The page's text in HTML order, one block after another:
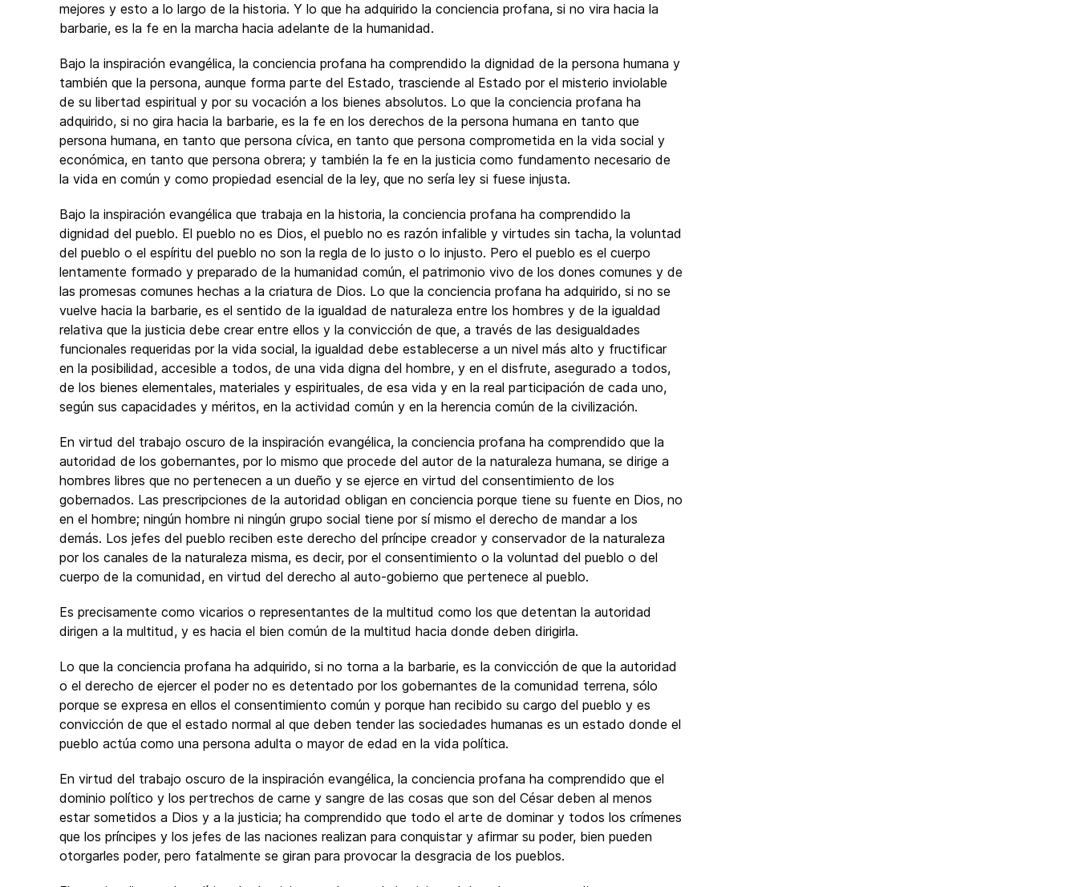
mejores y esto a lo largo de la historia. Y lo que ha adquirido la conciencia profana, si no vira hacia la
barbarie, es la fe en la marcha hacia adelante de la humanidad.
Bajo la inspiración evangélica, la conciencia profana ha comprendido la dignidad de la persona humana y
también que la persona, aunque forma parte del Estado, trasciende al Estado por el misterio inviolable
de su libertad espiritual y por su vocación a los bienes absolutos. Lo que la conciencia profana ha
adquirido, si no gira hacia la barbarie, es la fe en los derechos de la persona humana en tanto que
persona humana, en tanto que persona cívica, en tanto que persona comprometida en la vida social y
económica, en tanto que persona obrera; y también la fe en la justicia como fundamento necesario de
la vida en común y como propiedad esencial de la ley, que no sería ley si fuese injusta.
Bajo la inspiración evangélica que trabaja en la historia, la conciencia profana ha comprendido la
dignidad del pueblo. El pueblo no es Dios, el pueblo no es razón infalible y virtudes sin tacha, la voluntad
del pueblo o el espíritu del pueblo no son la regla de lo justo o lo injusto. Pero el pueblo es el cuerpo
lentamente formado y preparado de la humanidad común, el patrimonio vivo de los dones comunes y de
las promesas comunes hechas a la criatura de Dios. Lo que la conciencia profana ha adquirido, si no se
vuelve hacia la barbarie, es el sentido de la igualdad de naturaleza entre los hombres y de la igualdad
relativa que la justicia debe crear entre ellos y la convicción de que, a través de las desigualdades
funcionales requeridas por la vida social, la igualdad debe establecerse a un nivel más alto y fructificar
en la posibilidad, accesible a todos, de una vida digna del hombre, y en el disfrute, asegurado a todos,
de los bienes elementales, materiales y espirituales, de esa vida y en la real participación de cada uno,
según sus capacidades y méritos, en la actividad común y en la herencia común de la civilización.
En virtud del trabajo oscuro de la inspiración evangélica, la conciencia profana ha comprendido que la
autoridad de los gobernantes, por lo mismo que procede del autor de la naturaleza humana, se dirige a
hombres libres que no pertenecen a un dueño y se ejerce en virtud del consentimiento de los
gobernados. Las prescripciones de la autoridad obligan en conciencia porque tiene su fuente en Dios, no
en el hombre; ningún hombre ni ningún grupo social tiene por sí mismo el derecho de mandar a los
demás. Los jefes del pueblo reciben este derecho del príncipe creador y conservador de la naturaleza
por los canales de la naturaleza misma, es decir, por el consentimiento o la voluntad del pueblo o del
cuerpo de la comunidad, en virtud del derecho al auto-gobierno que pertenece al pueblo.
Es precisamente como vicarios o representantes de la multitud como los que detentan la autoridad
dirigen a la multitud, y es hacia el bien común de la multitud hacia donde deben dirigirla.
Lo que la conciencia profana ha adquirido, si no torna a la barbarie, es la convicción de que la autoridad
o el derecho de ejercer el poder no es detentado por los gobernantes de la comunidad terrena, sólo
porque se expresa en ellos el consentimiento común y porque han recibido su cargo del pueblo y es
convicción de que el estado normal al que deben tender las sociedades humanas es un estado donde el
pueblo actúa como una persona adulta o mayor de edad en la vida política.
En virtud del trabajo oscuro de la inspiración evangélica, la conciencia profana ha comprendido que el
dominio político y los pertrechos de carne y sangre de las cosas que son del César deben al menos
estar sometidos a Dios y a la justicia; ha comprendido que todo el arte de dominar y todos los crímenes
que los príncipes y los jefes de las naciones realizan para conquistar y afirmar su poder, bien pueden
otorgarles poder, pero fatalmente se giran para provocar la desgracia de los pueblos.